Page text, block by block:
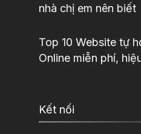
nhà chị em nên biết
Top 10 Website tự
Online miễn phí,
Kết nối